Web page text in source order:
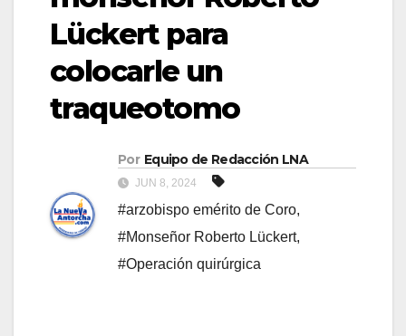
Lückert para
colocarle un
traqueotomo
Por Equipo de Redacción LNA
JUN 8, 2024
#arzobispo emérito de Coro,
#Monseñor Roberto Lückert,
#Operación quirúrgica